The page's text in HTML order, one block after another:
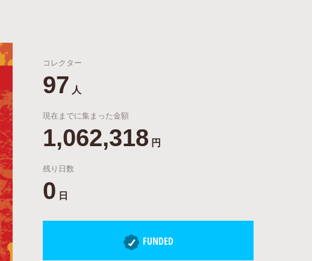
探す
ト
コレクター
97 人
現在までに集まった金額
1,062,318 円
残り日数
0 日
FUNDED